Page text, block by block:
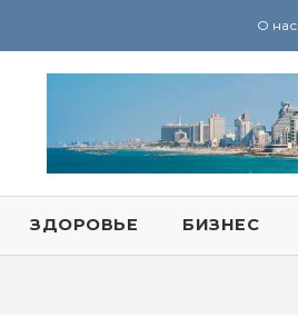
Ю
ридические услуги адвокатской коллегии «Эли Гервиц»: полное сопровождение на всех этапах
О нас
ЗДОРОВЬЕ БИЗНЕС